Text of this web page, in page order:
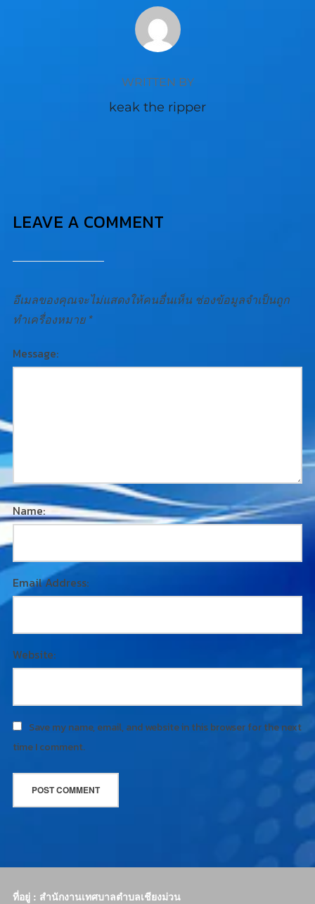
POST AUTHOR
WRITTEN BY
keak the ripper
LEAVE A COMMENT
อีเมลของคุณจะไม่แสดงให้คนอื่นเห็น ช่องข้อมูลจำเป็นถูก
ทำเครื่องหมาย *
Message:
Name:
Email Address:
Website:
Save my name, email, and website in this browser for the next
time I comment.
ที่อยู่ : สำนักงานเทศบาลตำบลเชียงม่วน